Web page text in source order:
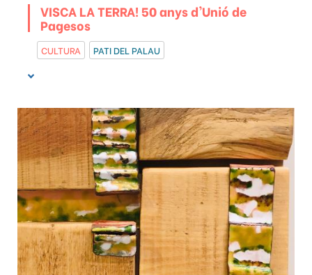
VISCA LA TERRA! 50 anys d'Unió de
Pagesos
CULTURA PATI DEL PALAU